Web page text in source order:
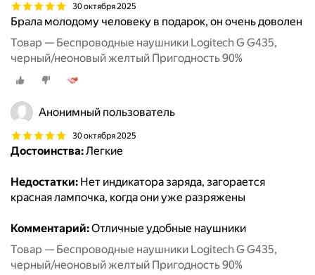
30 октября 2025
Брала молодому человеку в подарок, он очень доволен
Товар — Беспроводные наушники Logitech G G435,
черный/неоновый желтый Пригодность 90%
Анонимный пользователь
30 октября 2025
Достоинства:Легкие
Недостатки: Нет индикатора заряда, загорается
красная лампочка, когда они уже разряжены
Комментарий:Отличные удобные наушники
Товар — Беспроводные наушники Logitech G G435,
черный/неоновый желтый Пригодность 90%